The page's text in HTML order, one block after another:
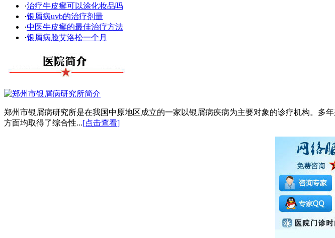
·治疗牛皮癣可以涂化妆品吗
·银屑病uvb的治疗剂量
·中医牛皮癣的最佳治疗方法
·银屑病脸艾洛松一个月
郑州市银屑病研究所是在我国中原地区成立的一家以银屑病疾病为主要对象的诊疗机构。
方面均取得了综合性...[点击查看]